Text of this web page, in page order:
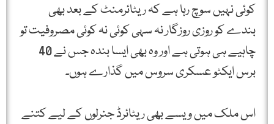
کوئی نہیں سوچ رہا ہے کہ ریٹائرمنٹ کے بعد بھی
بندے کو روزی روزگار نہ سہی کوئی نہ کوئی مصروفیت تو
چاہیے ہی ہوتی ہے اور وہ بھی ایسا بندہ جس نے 40
برس ایکٹو عسکری سروس میں گذارے ہوں۔
اس ملک میں ویسے بھی ریٹائرڈ جنرلوں کے لیے کتنے